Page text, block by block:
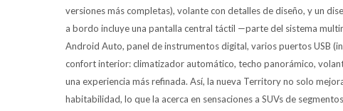
versiones más completas), volante con detalles de diseño, y un
a bordo incluye una pantalla central táctil —parte del sistema
Android Auto, panel de instrumentos digital, varios puertos USB
confort interior: climatizador automático, techo panorámico,
una experiencia más refinada. Así, la nueva Territory no solo
habitabilidad, lo que la acerca en sensaciones a SUVs de